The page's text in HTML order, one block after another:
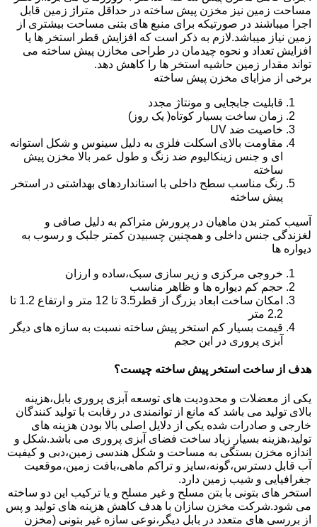
مساحت زمین نیز مخزن پیش ساخته در حداقل متراژ زمین قابل
اجرا میباشند در صورتیکه برای منبع های بتنی مساحت بیشتری از
زمین نیاز میباشد.لازم به ذکر است که افزایش قطر استخر ها یا
افزایش تعداد و نحوه چیدمان در طراحی مخازن پیش ساخته می
تواند مقدار زمین حاشیه استخر ها را کاهش دهد.
برخی از مزایای مخزن پیش ساخته
قابلیت جابجایی و مونتاژ مجدد
زمان ساخت بسیار کوتاه( یک روز)
خاصیت ضد UV
مقاومت بالای اسکلت فلزی به دلیل سینوس و شکل استوانه
ای و جنس زینکالیوم ضد زنگ و طول عمر بالا مخزن پیش
ساخته
رنگ مناسب سطح داخلی با استانداردهای بهداشتی در استخر
پیش ساخته
آسیب کمتر بدن ماهیان در پرورش متراکم به دلیل صافی و
لغزندگی جنس داخلی و همچنین چسبیدن کمتر جلبک و رسوب به
دیواره ها
خروجی مرکزی و زیر سازی سبک،ساده و ارزان
حجم کم دیواره ها و ظاهر مناسب
امکان ساخت ابعاد بزرگ از قطر3.5 تا 12 متر و ارتفاع 1.2 تا
2.2 متر
قیمت بسیار کم استخر پیش ساخته نسبت به سازه های دیگر
آبزی پروری در این حجم
هدف از ساخت استخر پیش ساخته چیست؟
یکی از معضلات و محدودیت های توسعه آبزی پروری بابل،هزینه
بالای تولید می باشد که مانع از توانمندی در رقابت با تولید کنندگان
خارجی و صادرات شده یکی از دلایل اصلی بالا بودن هزینه های
تولید،هزینه بسیار زیاد ساخت فضای آبزی پروری می باشد.شکل و
اندازه مخزن بستگی به مساحت و شکل هندسی زمین،دبی و کیفیت
آب قابل دسترس،گونه،سایز و تراکم ماهی،بافت زمین،موقعیت
جغرافیایی و شیب زمین دارد.
استخر های بتونی با بتن مسلح و غیر مسلح و یا ترکیب این دو ساخته
می شود.شرکت مخزن سازان با هدف کاهش هزینه های تولید و پس
از بررسی های متعدد در بابل دیگر،نوعی سازه غیر بتونی (مخزن